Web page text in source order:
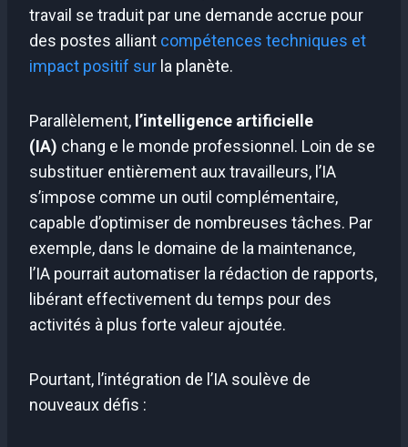
travail se traduit par une demande accrue pour
des postes alliant compétences techniques et
impact positif sur la planète.
Parallèlement, l’intelligence artificielle
(IA) chang e le monde professionnel. Loin de se
substituer entièrement aux travailleurs, l’IA
s’impose comme un outil complémentaire,
capable d’optimiser de nombreuses tâches. Par
exemple, dans le domaine de la maintenance,
l’IA pourrait automatiser la rédaction de rapports,
libérant effectivement du temps pour des
activités à plus forte valeur ajoutée.
Pourtant, l’intégration de l’IA soulève de
nouveaux défis :